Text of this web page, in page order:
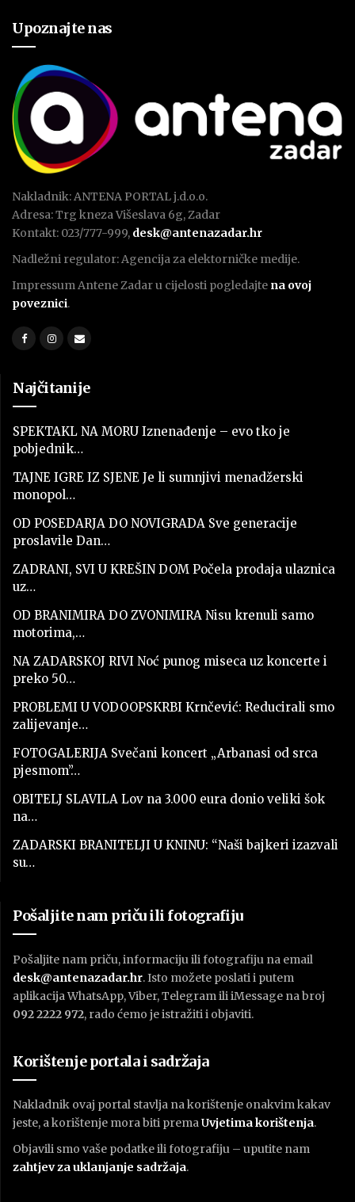
Upoznajte nas
Nakladnik: ANTENA PORTAL j.d.o.o.
Adresa: Trg kneza Višeslava 6g, Zadar
Kontakt: 023/777-999, desk@antenazadar.hr
Nadležni regulator: Agencija za elektorničke medije.
Impressum Antene Zadar u cijelosti pogledajte na ovoj
poveznici.
Najčitanije
SPEKTAKL NA MORU Iznenađenje – evo tko je
pobjednik…
TAJNE IGRE IZ SJENE Je li sumnjivi menadžerski
monopol…
OD POSEDARJA DO NOVIGRADA Sve generacije
proslavile Dan…
ZADRANI, SVI U KREŠIN DOM Počela prodaja ulaznica
uz…
OD BRANIMIRA DO ZVONIMIRA Nisu krenuli samo
motorima,…
NA ZADARSKOJ RIVI Noć punog miseca uz koncerte i
preko 50…
PROBLEMI U VODOOPSKRBI Krnčević: Reducirali smo
zalijevanje…
FOTOGALERIJA Svečani koncert „Arbanasi od srca
pjesmom”…
OBITELJ SLAVILA Lov na 3.000 eura donio veliki šok
na…
ZADARSKI BRANITELJI U KNINU: “Naši bajkeri izazvali
su…
Pošaljite nam priču ili fotografiju
Pošaljite nam priču, informaciju ili fotografiju na email
desk@antenazadar.hr. Isto možete poslati i putem
aplikacija WhatsApp, Viber, Telegram ili iMessage na broj
092 2222 972, rado ćemo je istražiti i objaviti.
Korištenje portala i sadržaja
Nakladnik ovaj portal stavlja na korištenje onakvim kakav
jeste, a korištenje mora biti premaUvjetima korištenja.
Objavili smo vaše podatke ili fotografiju – uputite nam
zahtjev za uklanjanje sadržaja.